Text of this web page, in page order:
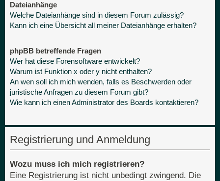
Dateianhänge
Welche Dateianhänge sind in diesem Forum zulässig?
Kann ich eine Übersicht all meiner Dateianhänge erhalten?
phpBB betreffende Fragen
Wer hat diese Forensoftware entwickelt?
Warum ist Funktion x oder y nicht enthalten?
An wen soll ich mich wenden, falls es Beschwerden oder
juristische Anfragen zu diesem Forum gibt?
Wie kann ich einen Administrator des Boards kontaktieren?
Registrierung und Anmeldung
Wozu muss ich mich registrieren?
Eine Registrierung ist nicht unbedingt zwingend. Die